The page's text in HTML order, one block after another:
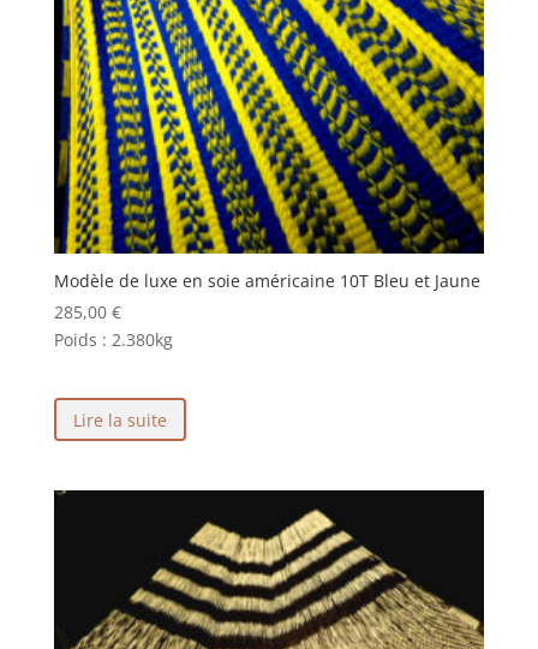
Modèle de luxe en soie américaine 10T Bleu et Jaune
285,00 €
Poids : 2.380kg
Lire la suite